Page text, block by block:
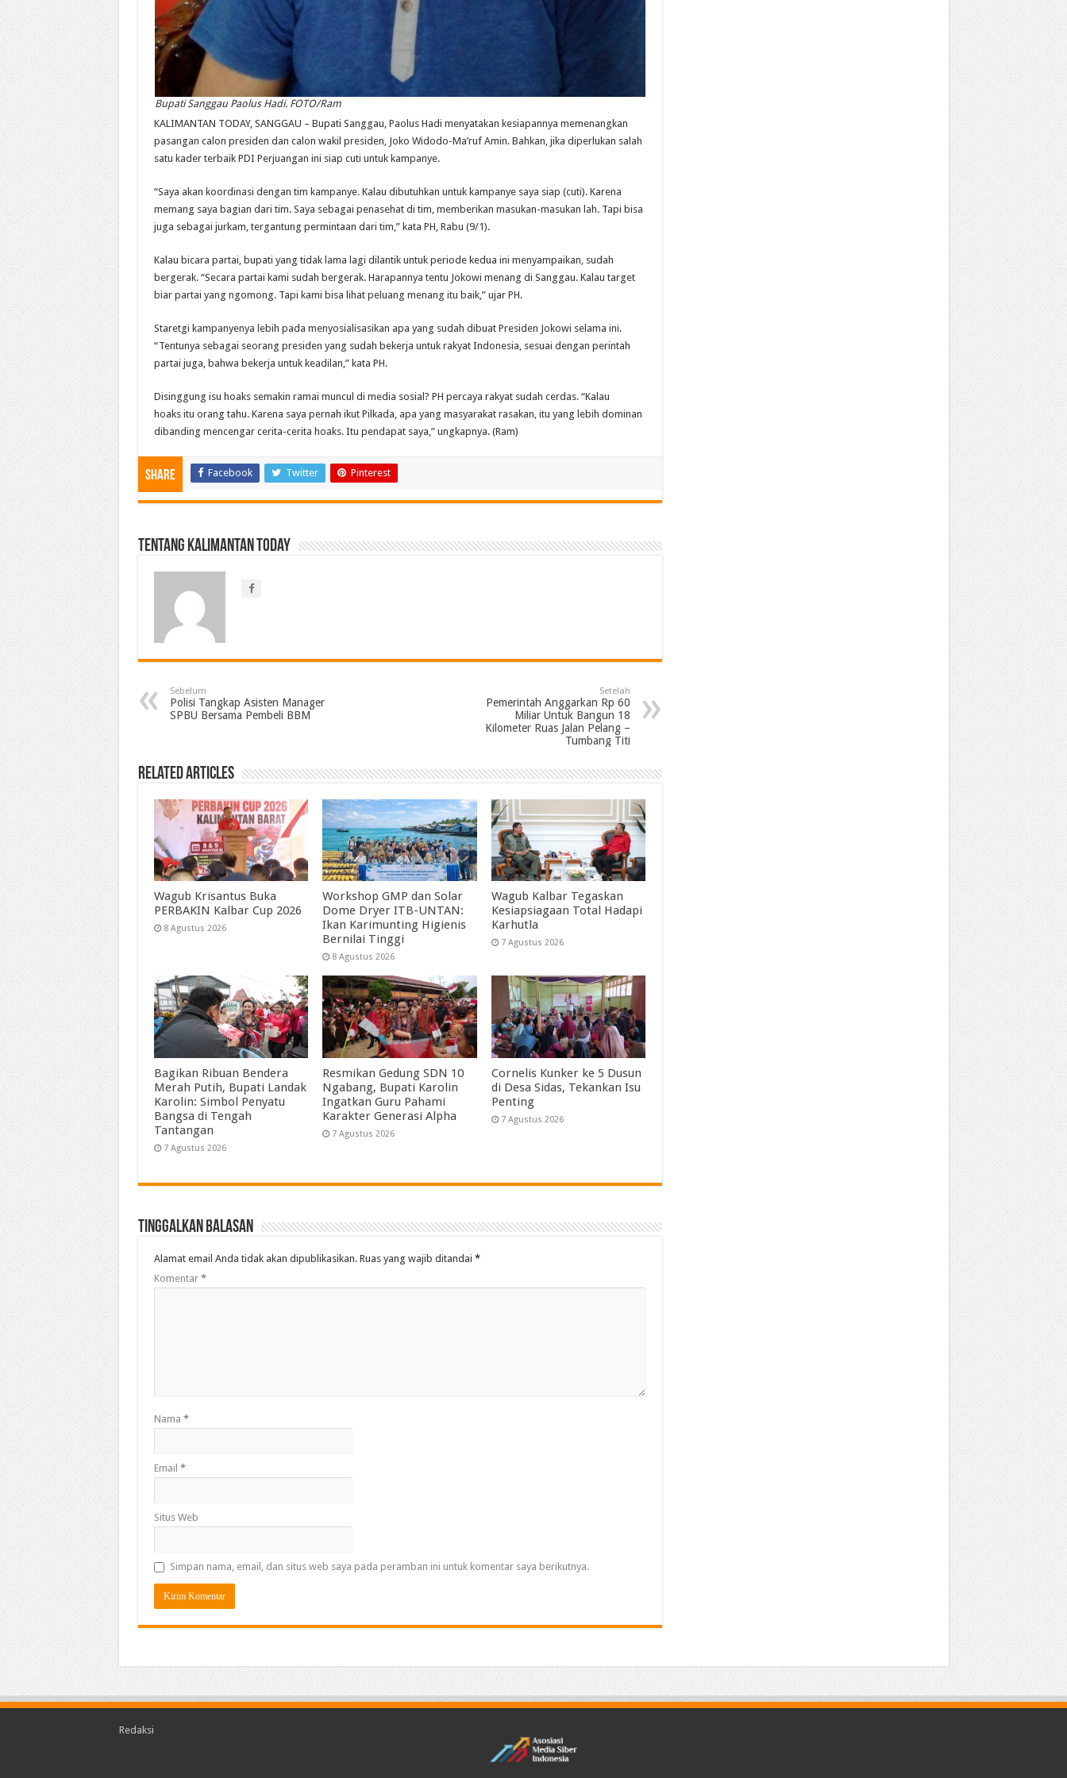
Bupati Sanggau Paolus Hadi. FOTO/Ram
KALIMANTAN TODAY, SANGGAU – Bupati Sanggau, Paolus Hadi menyatakan kesiapannya memenangkan
pasangan calon presiden dan calon wakil presiden, Joko Widodo-Ma’ruf Amin. Bahkan, jika diperlukan salah
satu kader terbaik PDI Perjuangan ini siap cuti untuk kampanye.
“Saya akan koordinasi dengan tim kampanye. Kalau dibutuhkan untuk kampanye saya siap (cuti). Karena
memang saya bagian dari tim. Saya sebagai penasehat di tim, memberikan masukan-masukan lah. Tapi bisa
juga sebagai jurkam, tergantung permintaan dari tim,” kata PH, Rabu (9/1).
Kalau bicara partai, bupati yang tidak lama lagi dilantik untuk periode kedua ini menyampaikan, sudah
bergerak. “Secara partai kami sudah bergerak. Harapannya tentu Jokowi menang di Sanggau. Kalau target
biar partai yang ngomong. Tapi kami bisa lihat peluang menang itu baik,” ujar PH.
Staretgi kampanyenya lebih pada menyosialisasikan apa yang sudah dibuat Presiden Jokowi selama ini.
“Tentunya sebagai seorang presiden yang sudah bekerja untuk rakyat Indonesia, sesuai dengan perintah
partai juga, bahwa bekerja untuk keadilan,” kata PH.
Disinggung isu hoa kssemakin ramai muncul di media sosial? PH percaya rakyat sudah cerdas. “Kalau
hoa ksitu orang tahu. Karena saya pernah ikut Pilkada, apa yang masyarakat rasakan, itu yang lebih dominan
dibanding mencengar cerita-cerita hoa ks. Itu pendapat saya,”ungkapnya.(Ram)
Share Facebook Twitter Pinterest
Tentang Kalimantan Today
Sebelum
Polisi Tangkap Asisten Manager
SPBU Bersama Pembeli BBM
Setelah
Pemerintah Anggarkan Rp 60
Miliar Untuk Bangun 18
Kilometer Ruas Jalan Pelang –
Tumbang Titi
Related Articles
Wagub Krisantus Buka
PERBAKIN Kalbar Cup 2026
8 Agustus 2026
Workshop GMP dan Solar
Dome Dryer ITB-UNTAN:
Ikan Karimunting Higienis
Bernilai Tinggi
8 Agustus 2026
Wagub Kalbar Tegaskan
Kesiapsiagaan Total Hadapi
Karhutla
7 Agustus 2026
Bagikan Ribuan Bendera
Merah Putih, Bupati Landak
Karolin: Simbol Penyatu
Bangsa di Tengah
Tantangan
7 Agustus 2026
Resmikan Gedung SDN 10
Ngabang, Bupati Karolin
Ingatkan Guru Pahami
Karakter Generasi Alpha
7 Agustus 2026
Cornelis Kunker ke 5 Dusun
di Desa Sidas, Tekankan Isu
Penting
7 Agustus 2026
Tinggalkan Balasan
Alamat email Anda tidak akan dipublikasikan. Ruas yang wajib ditandai *
Komentar *
Nama *
Email *
Situs Web
Simpan nama, email, dan situs web saya pada peramban ini untuk komentar saya berikutnya.
Redaksi